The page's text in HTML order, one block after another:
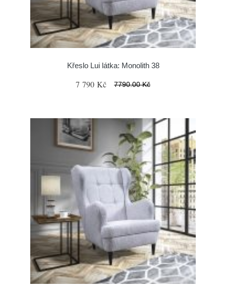
Křeslo Lui látka: Monolith 38
7 790 Kč 7790.00 Kč